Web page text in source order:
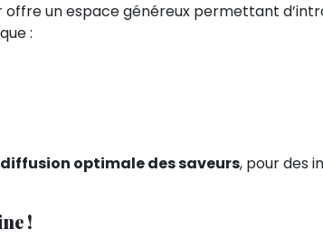
offre un espace généreux permettant
:
diffusion optimale des saveurs, pour des
!